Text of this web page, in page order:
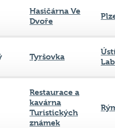
Hasičárna Ve
Dvoře
Tyršovka
Restaurace a
kavárna
Turistických
známek